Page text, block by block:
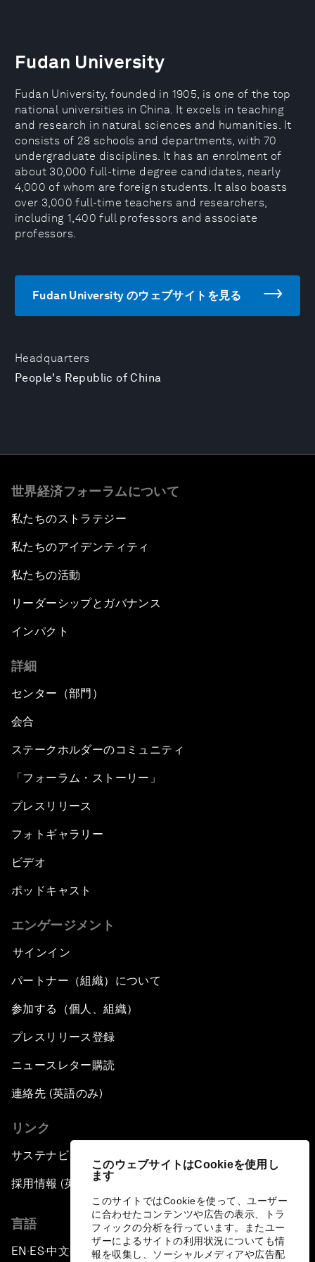
このウェブサイトはCookieを使用し
ます
このサイトではCookieを使って、ユーザー
に合わせたコンテンツや広告の表示、トラ
フィックの分析を行っています。またユー
ザーによるサイトの利用状況についても情
報を収集し、ソーシャルメディアや広告配
Headquarters
People's Republic of China
Fudan University
Fudan University, founded in 1905, is one of the top
national universities in China. It excels in teaching
and research in natural sciences and humanities. It
consists of 28 schools and departments, with 70
undergraduate disciplines. It has an enrolment of
about 30,000 full-time degree candidates, nearly
4,000 of whom are foreign students. It also boasts
over 3,000 full-time teachers and researchers,
including 1,400 full professors and associate
professors.
Fudan University のウェブサイトを見る
世界経済フォーラムについて
私たちのストラテジー
私たちのアイデンティティ
私たちの活動
リーダーシップとガバナンス
インパクト
詳細
センター（部門）
会合
ステークホルダーのコミュニティ
「フォーラム・ストーリー」
プレスリリース
フォトギャラリー
ビデオ
ポッドキャスト
エンゲージメント
サインイン
パートナー（組織）について
参加する（個人、組織）
プレスリリース登録
ニュースレター購読
連絡先 (英語のみ)
リンク
サステナビリティへの取り組み
採用情報 (英語のみ)
言語
EN ▪ES▪中文▪ 日本語